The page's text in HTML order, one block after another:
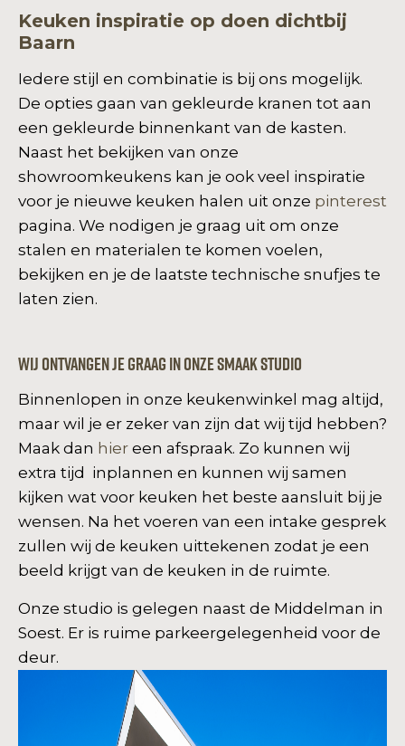
Keuken inspiratie op doen dichtbij
Baarn
Iedere stijl en combinatie is bij ons mogelijk.
De opties gaan van gekleurde kranen tot aan
een gekleurde binnenkant van de kasten.
Naast het bekijken van onze
showroomkeukens kan je ook veel inspiratie
voor je nieuwe keuken halen uit onze pinterest
pagina. We nodigen je graag uit om onze
stalen en materialen te komen voelen,
bekijken en je de laatste technische snufjes te
laten zien.
Wij ontvangen je graag in onze SMAAK studio
Binnenlopen in onze keukenwinkel mag altijd,
maar wil je er zeker van zijn dat wij tijd hebben?
Maak dan hier een afspraak. Zo kunnen wij
extra tijd inplannen en kunnen wij samen
kijken wat voor keuken het beste aansluit bij je
wensen. Na het voeren van een intake gesprek
zullen wij de keuken uittekenen zodat je een
beeld krijgt van de keuken in de ruimte.
Onze studio is gelegen naast de Middelman in
Soest. Er is ruime parkeergelegenheid voor de
deur.